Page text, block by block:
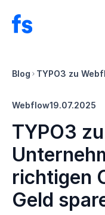
Blog
Webflow19.07.2025
TYPO3
richtigen
Geld